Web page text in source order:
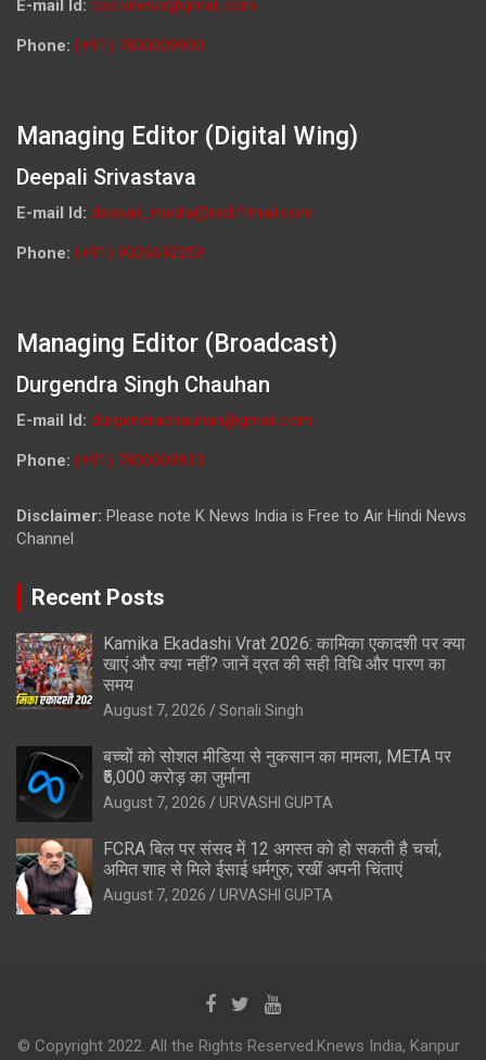
E-mail Id: ceo.knews@gmail.com
Phone: (+91) 7800009900
Managing Editor (Digital Wing)
Deepali Srivastava
E-mail Id: deepali_media@rediffmail.com
Phone: (+91) 9026692259
Managing Editor (Broadcast)
Durgendra Singh Chauhan
E-mail Id: durgendrachauhan@gmail.com
Phone: (+91) 7800009813
Disclaimer: Please note K News India is Free to Air Hindi News
Channel
Recent Posts
Kamika Ekadashi Vrat 2026: कामिका एकादशी पर क्या
खाएं और क्या नहीं? जानें व्रत की सही विधि और पारण का
समय
August 7, 2026 Sonali Singh
बच्चों को सोशल मीडिया से नुकसान का मामला, META पर
₹5,000 करोड़ का जुर्माना
August 7, 2026 URVASHI GUPTA
FCRA बिल पर संसद में 12 अगस्त को हो सकती है चर्चा,
अमित शाह से मिले ईसाई धर्मगुरु; रखीं अपनी चिंताएं
August 7, 2026 URVASHI GUPTA
© Copyright 2022. All the Rights Reserved.Knews India, Kanpur